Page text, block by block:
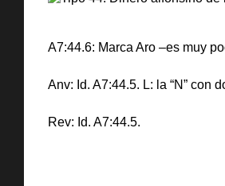
A7:44.6: Marca Aro –es muy
Anv: Id. A7:44.5. L: la “N” con
Rev: Id. A7:44.5.